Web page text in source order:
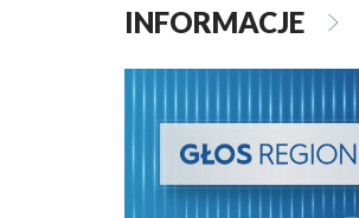
INFORMACJE